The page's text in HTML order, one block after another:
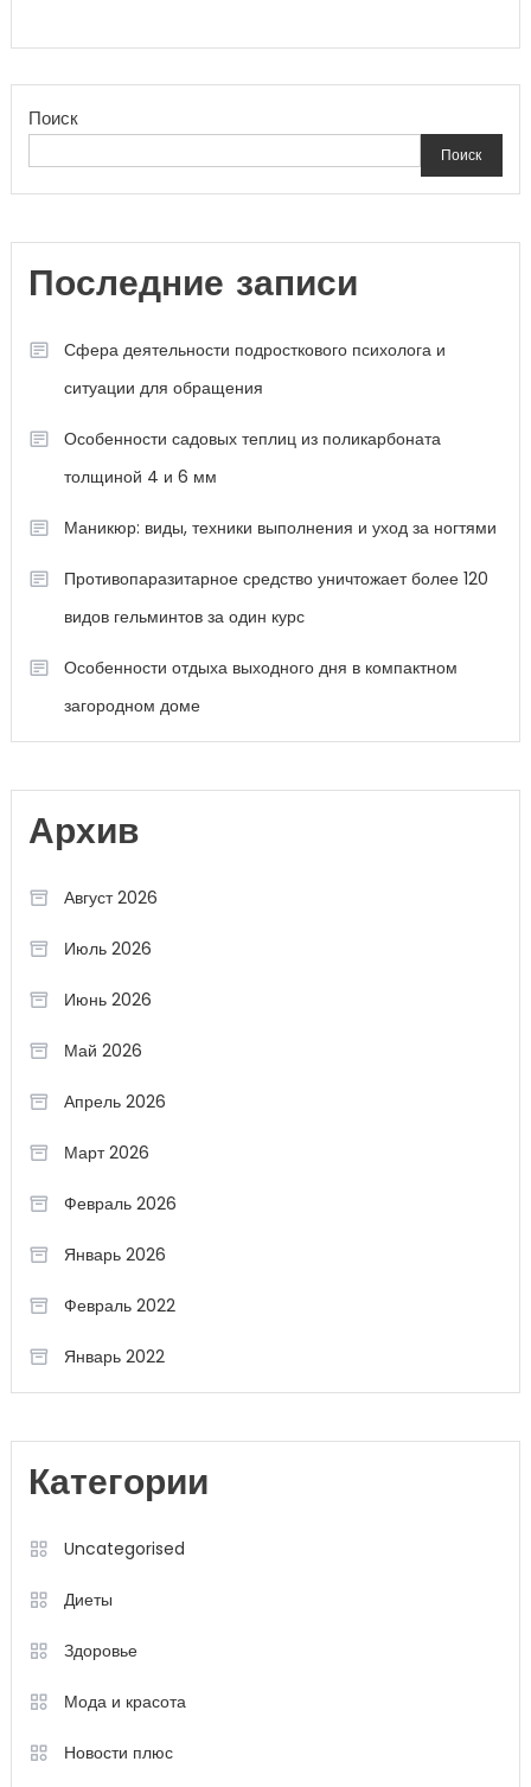
Поиск
Поиск
Последние записи
Сфера деятельности подросткового психолога и
ситуации для обращения
Особенности садовых теплиц из поликарбоната
толщиной 4 и 6 мм
Маникюр: виды, техники выполнения и уход за ногтями
Противопаразитарное средство уничтожает более 120
видов гельминтов за один курс
Особенности отдыха выходного дня в компактном
загородном доме
Архив
Август 2026
Июль 2026
Июнь 2026
Май 2026
Апрель 2026
Март 2026
Февраль 2026
Январь 2026
Февраль 2022
Январь 2022
Категории
Uncategorised
Диеты
Здоровье
Мода и красота
Новости плюс